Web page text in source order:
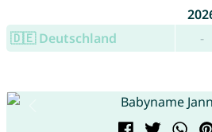
🇩🇪 Deutschland
-